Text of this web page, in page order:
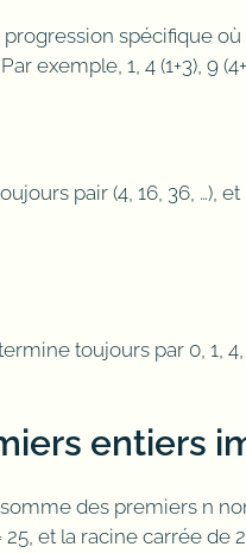
spécifique
exemple, 1, 4 (1+3), 9
pair (4, 16, 36, …),
toujours par 0, 1,
entiers
des premiers n
25, et la racine carrée de